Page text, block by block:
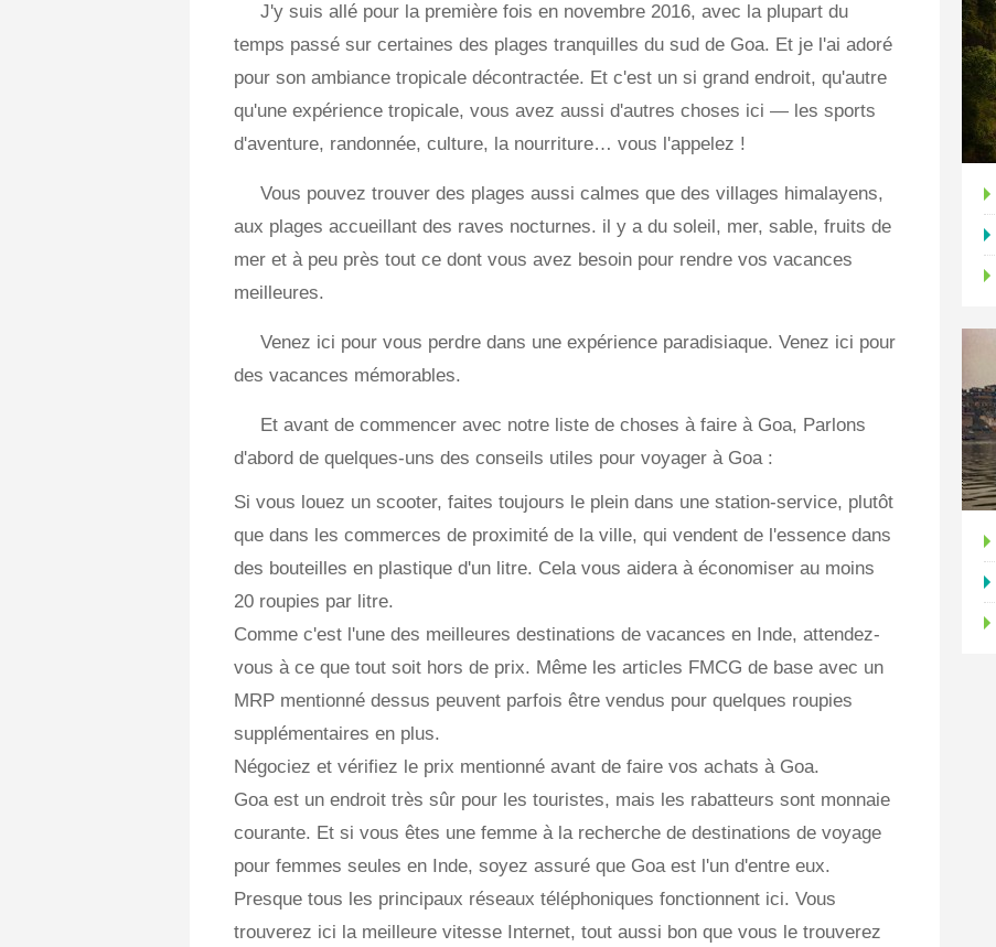
J'y suis allé pour la première fois en novembre 2016, avec la plupart du
temps passé sur certaines des plages tranquilles du sud de Goa. Et je l'ai adoré
pour son ambiance tropicale décontractée. Et c'est un si grand endroit, qu'autre
qu'une expérience tropicale, vous avez aussi d'autres choses ici — les sports
d'aventure, randonnée, culture, la nourriture… vous l'appelez !
Vous pouvez trouver des plages aussi calmes que des villages himalayens,
aux plages accueillant des raves nocturnes. il y a du soleil, mer, sable, fruits de
mer et à peu près tout ce dont vous avez besoin pour rendre vos vacances
meilleures.
Venez ici pour vous perdre dans une expérience paradisiaque. Venez ici pour
des vacances mémorables.
Et avant de commencer avec notre liste de choses à faire à Goa, Parlons
d'abord de quelques-uns des conseils utiles pour voyager à Goa :
Si vous louez un scooter, faites toujours le plein dans une station-service, plutôt
que dans les commerces de proximité de la ville, qui vendent de l'essence dans
des bouteilles en plastique d'un litre. Cela vous aidera à économiser au moins
20 roupies par litre.
Comme c'est l'une des meilleures destinations de vacances en Inde, attendez-
vous à ce que tout soit hors de prix. Même les articles FMCG de base avec un
MRP mentionné dessus peuvent parfois être vendus pour quelques roupies
supplémentaires en plus.
Négociez et vérifiez le prix mentionné avant de faire vos achats à Goa.
Goa est un endroit très sûr pour les touristes, mais les rabatteurs sont monnaie
courante. Et si vous êtes une femme à la recherche de destinations de voyage
pour femmes seules en Inde, soyez assuré que Goa est l'un d'entre eux.
Presque tous les principaux réseaux téléphoniques fonctionnent ici. Vous
trouverez ici la meilleure vitesse Internet, tout aussi bon que vous le trouverez